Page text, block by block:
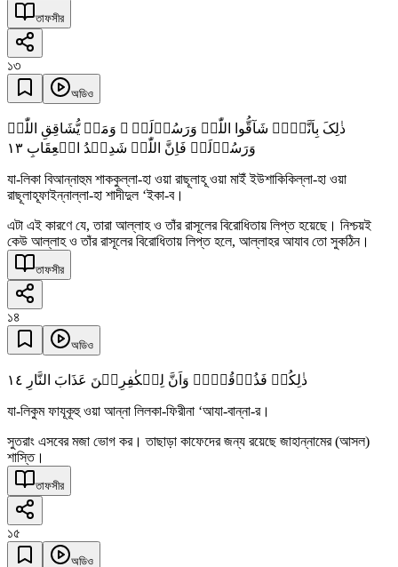
তাফসীর
১৩
অডিও
ذٰلِکَ بِاَنَّہُمۡ شَآقُّوا اللّٰہَ وَرَسُوۡلَہٗ ۚ وَمَنۡ یُّشَاقِقِ اللّٰہَ
وَرَسُوۡلَہٗ فَاِنَّ اللّٰہَ شَدِیۡدُ الۡعِقَابِ ١٣
যা-লিকা বিআন্নাহুম শাককুল্লা-হা ওয়া রাছূলাহূ ওয়া মাইঁ ইউশাকিকিল্লা-হা ওয়া
রাছূলাহূফাইন্নাল্লা-হা শাদীদুল ‘ইকা-ব।
এটা এই কারণে যে, তারা আল্লাহ ও তাঁর রাসূলের বিরোধিতায় লিপ্ত হয়েছে। নিশ্চয়ই
কেউ আল্লাহ ও তাঁর রাসূলের বিরোধিতায় লিপ্ত হলে, আল্লাহর আযাব তো সুকঠিন।
তাফসীর
১৪
অডিও
ذٰلِکُمۡ فَذُوۡقُوۡہُ وَاَنَّ لِلۡکٰفِرِیۡنَ عَذَابَ النَّارِ ١٤
যা-লিকুম ফাযূকূহু ওয়া আন্না লিলকা-ফিরীনা ‘আযা-বান্না-র।
সুতরাং এসবের মজা ভোগ কর। তাছাড়া কাফেদের জন্য রয়েছে জাহান্নামের (আসল)
শাস্তি।
তাফসীর
১৫
অডিও